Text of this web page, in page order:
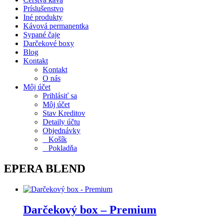
Príslušenstvo
Iné produkty
Kávová permanentka
Sypané čaje
Darčekové boxy
Blog
Kontakt
Kontakt
O nás
Môj účet
Prihlásiť sa
Môj účet
Stav Kreditov
Detaily účtu
Objednávky
Košík
Pokladňa
EPERA BLEND
Darčekový box – Premium